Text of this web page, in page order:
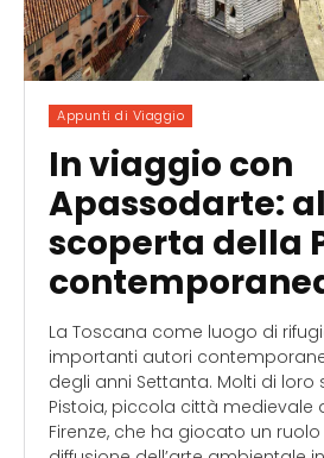
Appunti di Viaggio
In viaggio con
Apassodarte:
scoperta della
La Toscana come luogo di
importanti autori
degli anni Settanta. Molti di
Pistoia, piccola città medievale
Firenze, che ha giocato un